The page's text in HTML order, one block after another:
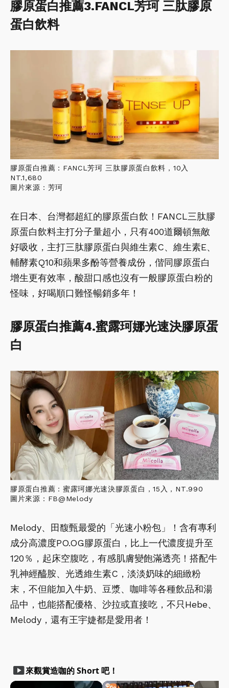
膠原蛋白推薦3.FANCL芳珂 三肽膠原
蛋白飲料
膠原蛋白推薦：FANCL芳珂 三肽膠原蛋白飲料，10入
NT.1,680
圖片來源：芳珂
在日本、台灣都超紅的膠原蛋白飲！FANCL三肽膠
原蛋白飲料主打分子量超小，只有400道爾頓無敵
好吸收，主打三肽膠原蛋白與維生素C、維生素E、
輔酵素Q10和蘋果多酚等營養成份，偕同膠原蛋白
增生更有效率，酸甜口感也沒有一般膠原蛋白粉的
怪味，好喝順口難怪暢銷多年！
膠原蛋白推薦4.蜜露珂娜光速決膠原蛋
白
膠原蛋白推薦：蜜露珂娜光速決膠原蛋白，15入，NT.990
圖片來源：FB@Melody
Melody、田馥甄最愛的「光速小粉包」！含有專利
成分高濃度PO.OG膠原蛋白，比上一代濃度提升至
120％，起床空腹吃，有感肌膚變飽滿透亮！搭配牛
乳神經醯胺、光透維生素C，淡淡奶味的細緻粉
末，不但能加入牛奶、豆漿、咖啡等各種飲品和湯
品中，也能搭配優格、沙拉或直接吃，不只Hebe、
Melody，還有王宇婕都是愛用者！
smart_display來觀賞造咖的 Short 吧！